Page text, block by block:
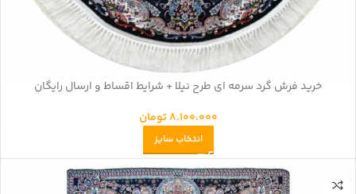
خرید فرش گرد سرمه ای طرح نیلا + شرایط اقساط و ارسال رایگان
8.100.000 تومان
انتخاب سایز